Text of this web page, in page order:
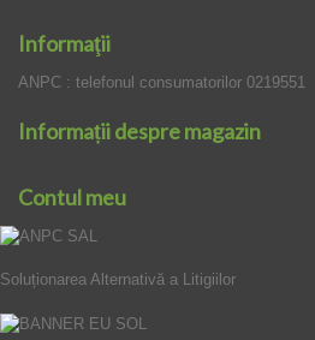
Informaţii
ANPC : telefonul consumatorilor 0219551
Informații despre magazin
Contul meu
Soluționarea Alternativă a Litigiilor